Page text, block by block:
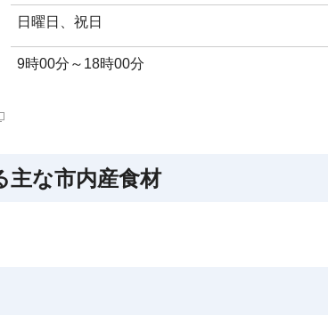
日曜日、祝日
9時00分～18時00分
主な市内産食材